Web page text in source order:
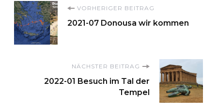
Beitragsnavigation
VORHERIGER BEITRAG
2021-07 Donousa wir kommen
NÄCHSTER BEITRAG
2022-01 Besuch im Tal der
Tempel